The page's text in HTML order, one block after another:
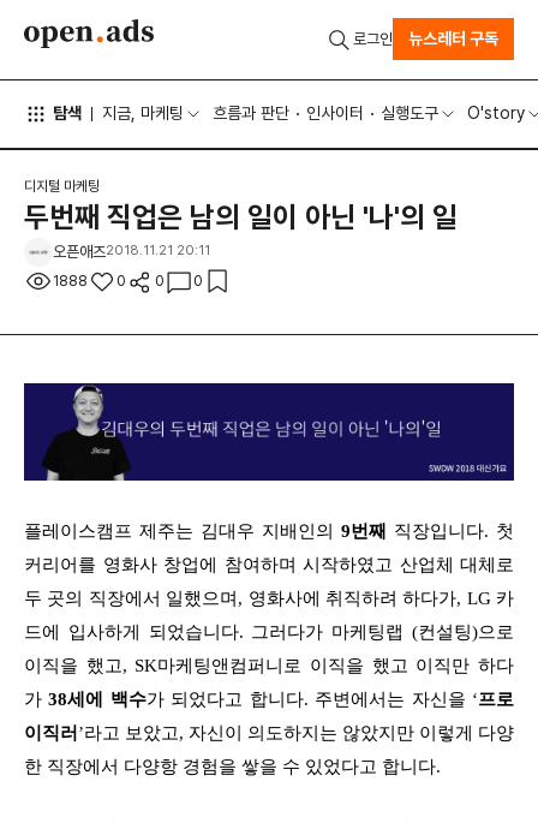
탐색 지금, 마케팅 흐름과 판단 인사이터 실행도구 O'story
로그인 뉴스레터 구독
디지털 마케팅
두번째 직업은 남의 일이 아닌 '나'의 일
오픈애즈2018.11.21 20:11
1888 0 0 0
플레이스캠프 제주는 김대우 지배인의 9번째
직장입니다. 첫
커리어를 영화사 창업에 참여하며 시작하였고 산업체 대체로
두 곳의 직장에서 일했으며, 영화사에 취직하려 하다가, LG 카
드에 입사하게 되었습니다. 그러다가 마케팅랩 (컨설팅)으로
이직을 했고, SK마케팅앤컴퍼니로 이직을 했고 이직만 하다
가 38세에 백수가 되었다고 합니다. 주변에서는 자신을 ‘프로
이직러 ’라고 보았고, 자신이 의도하지는 않았지만 이렇게 다양
한 직장에서 다양항 경험을 쌓을 수 있었다고 합니다.